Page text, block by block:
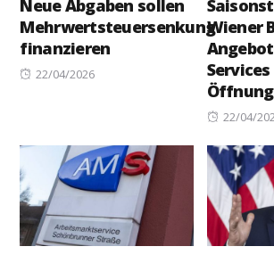
Neue Abgaben sollen
Mehrwertsteuersenkung
finanzieren
Posted
22/04/2026
Wiener
Posted
22/04/